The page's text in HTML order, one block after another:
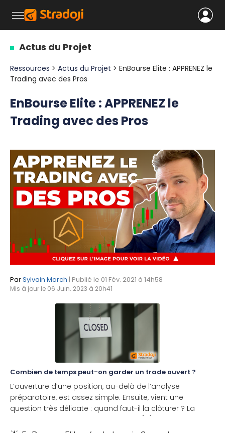
Actus du Projet
Ressources > Actus du Projet > EnBourse Elite : APPRENEZ le
Trading avec des Pros
EnBourse Elite : APPRENEZ le
Trading avec des Pros
ParSylvain March | Publié le 01 Fév. 2021 à 14h58
Mis à jour le 06 Juin. 2023 à 20h41
Combien de temps peut-on garder un trade ouvert ?
L’ouverture d’une position, au-delà de l’analyse
préparatoire, est assez simple. Ensuite, vient une
question très délicate : quand faut-il la clôturer ? La
question de la sortie de position est [...]